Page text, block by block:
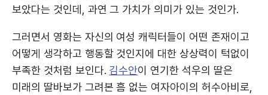
보았다는 것인데, 과연 그 가치가 의미가 있는 것인가.
그러면서 영화는 자신의 여성 캐릭터들이 어떤 존재이고
어떻게 생각하고 행동할 것인지에 대한 상상력이 턱없이
부족한 것처럼 보인다. 김수안이 연기한 석우의 딸은
미래의 딸바보가 그려본 흠 없는 여자아이의 허수아비로,